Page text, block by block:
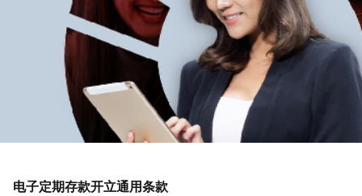
电子定期存款开立通用条款